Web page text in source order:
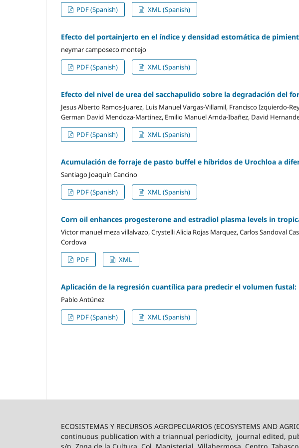
PDF (Spanish) XML (Spanish)
Efecto del portainjerto en el índice y densidad estomática de
neymar camposeco montejo
PDF (Spanish)
XML (Spanish)
Efecto del nivel de urea del sacchapulido sobre la degradación del
Jesus Alberto Ramos-Juarez, Luis Manuel Vargas-Villamil, Francisco Izquierdo-
German David Mendoza-Martinez, Emilio Manuel Arnda-Ibañez, David
PDF (Spanish) XML (Spanish)
Acumulación de forraje de pasto buffel e híbridos de Urochloa a
Santiago Joaquín Cancino
PDF (Spanish)
XML (Spanish)
Corn oil enhances progesterone and estradiol plasma levels in
Victor manuel meza villalvazo, Crystelli Alicia Rojas Marquez, Carlos Sandoval
Cordova
PDF XML
Aplicación de la regresión cuantílica para predecir el volumen fustal:
Pablo Antúnez
PDF (Spanish)
XML (Spanish)
ECOSISTEMAS Y RECURSOS AGROPECUARIOS (ECOSYSTEMS AND
continuous publication with a triannual periodicity, journal edited,